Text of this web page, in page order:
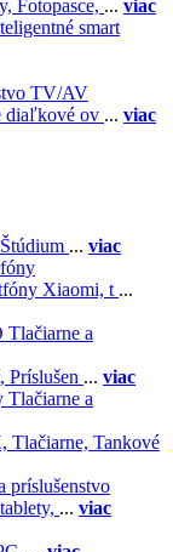
Fotopasce, ... viac
smart
TV/AV
diaľkové ov ... viac
Štúdium ... viac
Xiaomi, t ...
Tlačiarne a
Príslušen ... viac
Tlačiarne a
Tlačiarne, Tankové
príslušenstvo
... viac